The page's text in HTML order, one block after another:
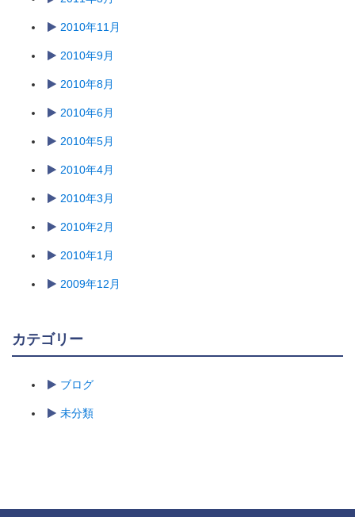
2010年11月
2010年9月
2010年8月
2010年6月
2010年5月
2010年4月
2010年3月
2010年2月
2010年1月
2009年12月
カテゴリー
ブログ
未分類